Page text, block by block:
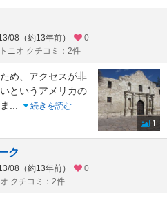
08（約13年前）
0
ニオ クチコミ：2件
め、アクセスが非
というアメリカの
...
続きを読む
1
ク
08（約13年前）
0
クチコミ：2件